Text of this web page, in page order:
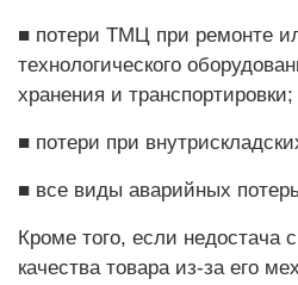
■ потери ТМЦ при ремонте
технологического
хранения и транспортировки;
■ потери при
■ все виды аварийных
Кроме того, если недостача
качества товара из-за его